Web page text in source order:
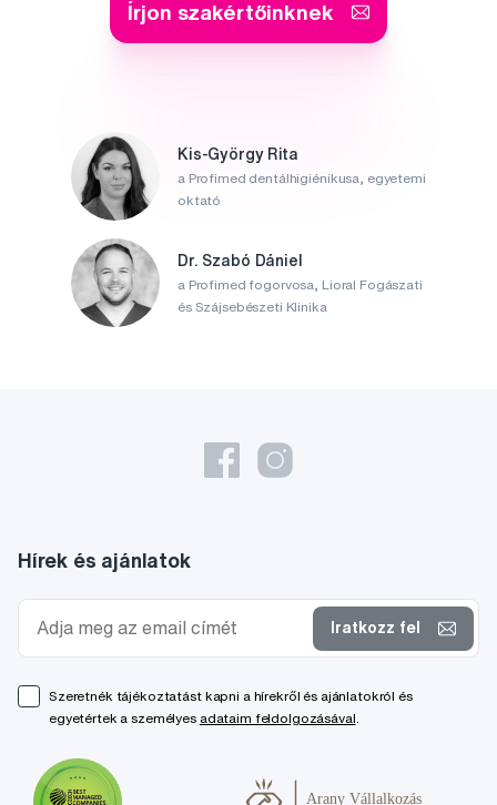
Írjon szakértőinknek
Kis-György Rita
a Profimed dentálhigiénikusa, egyetemi
oktató
Dr. Szabó Dániel
a Profimed fogorvosa, Lioral Fogászati
és Szájsebészeti Klinika
Hírek és ajánlatok
Iratkozz fel
Szeretnék tájékoztatást kapni a hírekről és ajánlatokról és
egyetértek a személyes adataim feldolgozásával